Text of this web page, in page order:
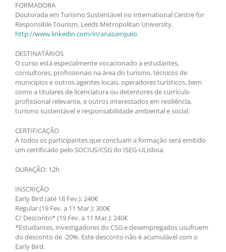
FORMADORA
Doutorada em Turismo Sustentável no International Centre for
Responsible Tourism, Leeds Metropolitan University.
http://www.linkedin.com/in/anasampaio
DESTINATÁRIOS
O curso está especialmente vocacionado a estudantes,
consultores, profissionais na área do turismo, técnicos de
municípios e outros agentes locais, operadores turísticos, bem
como a titulares de licenciatura ou detentores de currículo
profissional relevante, e outros interessados em resiliência,
turismo sustentável e responsabilidade ambiental e social.
CERTIFICAÇÃO
A todos os participantes que concluam a formação será emitido
um certificado pelo SOCIUS/CSG do ISEG-ULisboa.
DURAÇÃO: 12h
INSCRIÇÃO
Early Bird (até 18 Fev.): 240€
Regular (19 Fev. a 11 Mar.): 300€
C/ Desconto* (19 Fev. a 11 Mar.): 240€
*Estudantes, investigadores do CSG e desempregados usufruem
do desconto de -20%. Este desconto não é acumulável com o
Early Bird.